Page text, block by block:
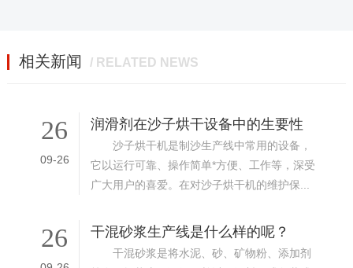
相关新闻 / RELATED NEWS
26
09-26
润滑剂在沙子烘干设备中的生要性
沙子烘干机是制沙生产线中常用的设备，
它以运行可靠、操作简单*方便、工作等，深受
广大用户的喜爱。在对沙子烘干机的维护保...
26 干混砂浆生产线是什么样的呢？
干混砂浆是将水泥、砂、矿物粉、添加剂